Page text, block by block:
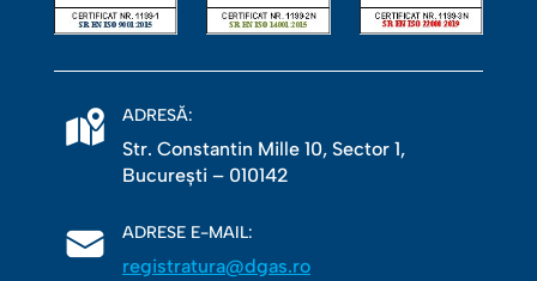
ADRESĂ:
Str. Constantin Mille 10, Sector 1,
Bucureşti – 010142
ADRESE E-MAIL:
registratura@dgas.ro